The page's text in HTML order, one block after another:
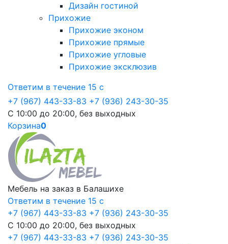
Дизайн гостиной
Прихожие
Прихожие эконом
Прихожие прямые
Прихожие угловые
Прихожие эксклюзив
Ответим в течение 15 с
+7 (967) 443-33-83 +7 (936) 243-30-35
С 10:00 до 20:00, без выходных
Корзина0
Мебель на заказ в Балашихе
Ответим в течение 15 с
+7 (967) 443-33-83 +7 (936) 243-30-35
С 10:00 до 20:00, без выходных
+7 (967) 443-33-83 +7 (936) 243-30-35